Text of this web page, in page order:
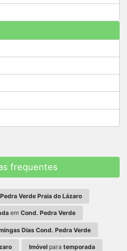
frequentes
Verde Praia do Lázaro
em Cond. Pedra Verde
Dias Cond. Pedra Verde
Imóvel paratemporada